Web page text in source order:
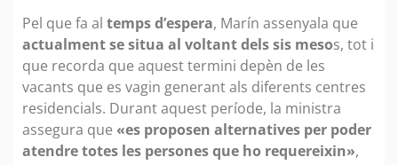
Pel que fa al temps d’espera, Marín assenyala que
actualment se situa al voltant dels sis mesos, tot i
que recorda que aquest termini depèn de les
vacants que es vagin generant als diferents centres
residencials. Durant aquest període, la ministra
assegura que «es proposen alternatives per poder
atendre totes les persones que ho requereixin»,